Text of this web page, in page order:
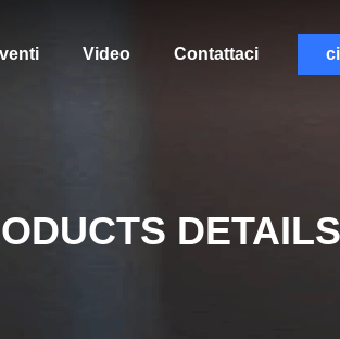
Video Contattaci
DETAILS